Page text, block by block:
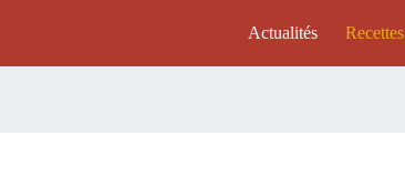
Actualités Recettes